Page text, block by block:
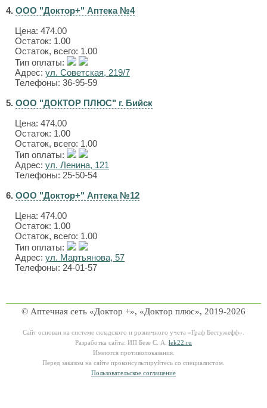
4. ООО "Доктор+" Аптека №4
Цена: 474.00
Остаток: 1.00
Остаток, всего: 1.00
Тип оплаты:
Адрес: ул. Советская, 219/7
Телефоны: 36-95-59
5. ООО "ДОКТОР ПЛЮС" г. Бийск
Цена: 474.00
Остаток: 1.00
Остаток, всего: 1.00
Тип оплаты:
Адрес: ул. Ленина, 121
Телефоны: 25-50-54
6. ООО "Доктор+" Аптека №12
Цена: 474.00
Остаток: 1.00
Остаток, всего: 1.00
Тип оплаты:
Адрес: ул. Мартьянова, 57
Телефоны: 24-01-57
© Аптечная сеть «Доктор +», «Доктор плюс», 2019-2026
Сайт основан на системе складского и розничного учета «Граф Бестужефф».
Разработка сайта: ИП Безе С. А. lek22.ru
Имеются противопоказания.
Перед заказом на сайте проконсультируйтесь со специалистом.
Пользовательское соглашение